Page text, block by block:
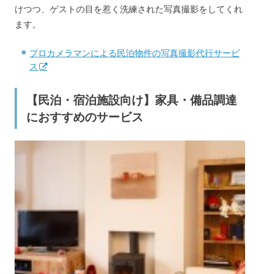
けつつ、ゲストの目を惹く洗練された写真撮影をしてくれ
ます。
プロカメラマンによる民泊物件の写真撮影代行サービ
ス
【民泊・宿泊施設向け】家具・備品調達
におすすめのサービス